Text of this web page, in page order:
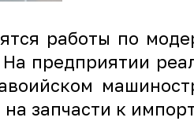
работы по
предприятии
запчасти к